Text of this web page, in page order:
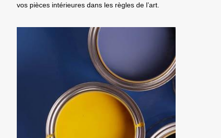
vos pièces intérieures dans les règles de l’art.